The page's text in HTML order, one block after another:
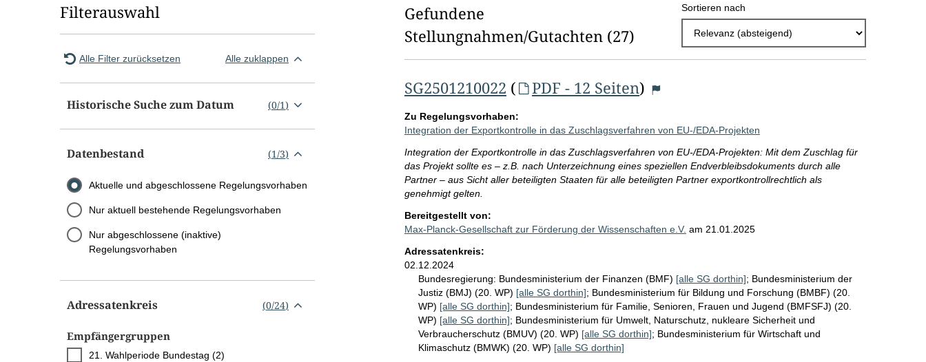
s
e
r
e
b
n
s
e
p
r
o
Filterauswahl
Alle Filter zurücksetzen Alle zuklappen
Historische Suche zum Datum (0/1)
Datenbestand (1/3)
Aktuelle und abgeschlossene Regelungsvorhaben
Nur aktuell bestehende Regelungsvorhaben
Nur abgeschlossene (inaktive)
Regelungsvorhaben
Adressatenkreis (0/24)
Empfängergruppen
21. Wahlperiode Bundestag (2)
Gefundene
Stellungnahmen/⁠Gutachten (27)
Sortieren nach
SG2501210022 ( PDF - 12 Seiten)
Zu Regelungsvorhaben:
Integration der Exportkontrolle in das Zuschlagsverfahren von EU-/EDA-Projekten
Integration der Exportkontrolle in das Zuschlagsverfahren von EU-/EDA-Projekten: Mit dem Zuschlag für
das Projekt sollte es – z.B. nach Unterzeichnung eines speziellen Endverbleibsdokuments durch alle
Partner – aus Sicht aller beteiligten Staaten für alle beteiligten Partner exportkontrollrechtlich als
genehmigt gelten.
Bereitgestellt von:
Max-Planck-Gesellschaft zur Förderung der Wissenschaften e.V. am 21.01.2025
Adressatenkreis:
02.12.2024
Bundesregierung: Bundesministerium der Finanzen (BMF) [alle SG dorthin]; Bundesministerium der
Justiz (BMJ) (20. WP) [alle SG dorthin]; Bundesministerium für Bildung und Forschung (BMBF) (20.
WP) [alle SG dorthin]; Bundesministerium für Familie, Senioren, Frauen und Jugend (BMFSFJ) (20.
WP) [alle SG dorthin]; Bundesministerium für Umwelt, Naturschutz, nukleare Sicherheit und
Verbraucherschutz (BMUV) (20. WP) [alle SG dorthin]; Bundesministerium für Wirtschaft und
Klimaschutz (BMWK) (20. WP) [alle SG dorthin]